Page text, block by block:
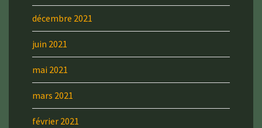
décembre 2021
juin 2021
mai 2021
mars 2021
février 2021